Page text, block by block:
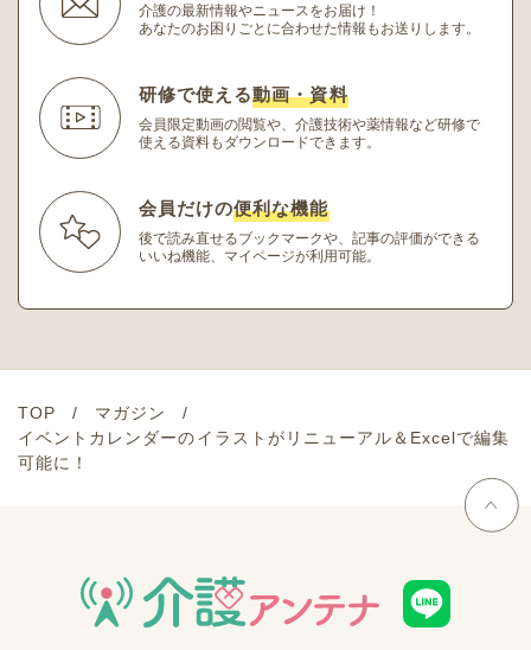
介護の最新情報やニュースをお届け！
あなたのお困りごとに合わせた情報もお送りします。
研修で使える動画・資料
会員限定動画の閲覧や、介護技術や薬情報など研修で
使える資料もダウンロードできます。
会員だけの便利な機能
後で読み直せるブックマークや、記事の評価ができる
いいね機能、マイページが利用可能。
TOP
マガジン
イベントカレンダーのイラストがリニューアル＆Excelで編集
可能に！